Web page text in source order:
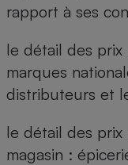
rapport à ses
le détail des prix
marques
distributeurs et
le détail des
magasin :